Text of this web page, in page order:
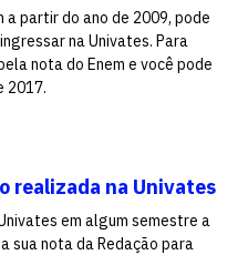
a partir do ano de 2009, pode
na Univates. Para
nota do Enem e você pode
2017.
realizada na Univates
em algum semestre a
sua nota da Redação para
que você
de curso
2º ano de curso